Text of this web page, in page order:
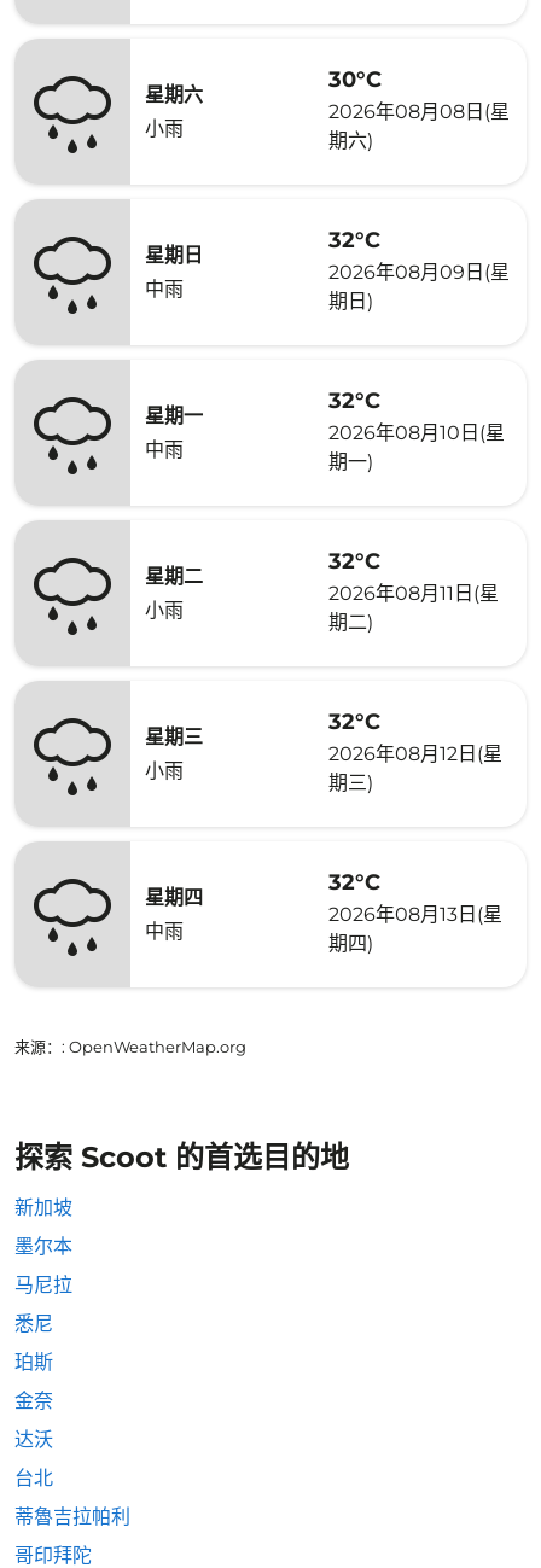
星期六
小雨
30°C
2026年08月08日(星
期六)
星期日
中雨
32°C
2026年08月09日(星
期日)
星期一
中雨
32°C
2026年08月10日(星
期一)
星期二
小雨
32°C
2026年08月11日(星
期二)
星期三
小雨
32°C
2026年08月12日(星
期三)
星期四
中雨
32°C
2026年08月13日(星
期四)
来源： : OpenWeatherMap.org
探索 Scoot 的首选目的地
新加坡
墨尔本
马尼拉
悉尼
珀斯
金奈
达沃
台北
蒂魯吉拉帕利
哥印拜陀